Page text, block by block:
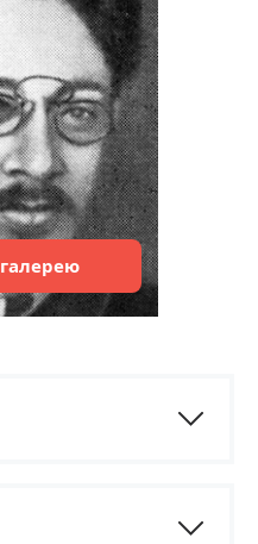
галерею